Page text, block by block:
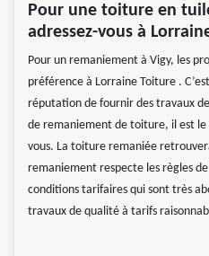
Pour une toiture en
adressez-vous à
Pour un remaniement à Vigy, les
préférence à Lorraine Toiture .
réputation de fournir des travaux
de remaniement de toiture, il est
vous. La toiture remaniée
remaniement respecte les règles
conditions tarifaires qui sont très
travaux de qualité à tarifs